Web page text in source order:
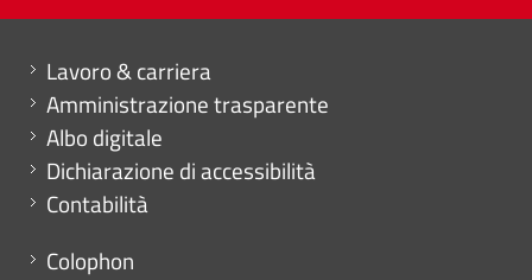
Mini menu di servizio
Lavoro & carriera
Amministrazione trasparente
Albo digitale
Dichiarazione di accessibilità
Contabilità
Menu footer
Colophon